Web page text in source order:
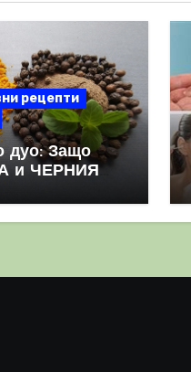
рецепти
дуо: Защо
и ЧЕРНИЯ